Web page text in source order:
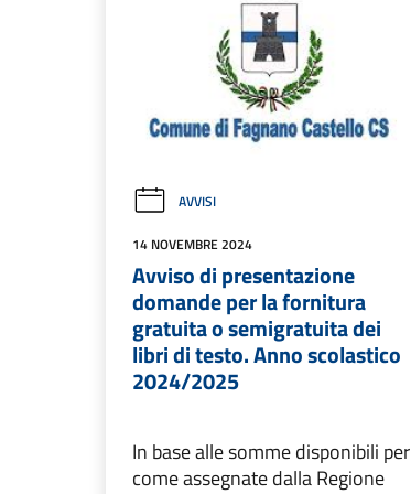
AVVISI
14 NOVEMBRE 2024
Avviso di presentazione
domande per la fornitura
gratuita o semigratuita dei
libri di testo. Anno scolastico
2024/2025
In base alle somme disponibili per
come assegnate dalla Regione